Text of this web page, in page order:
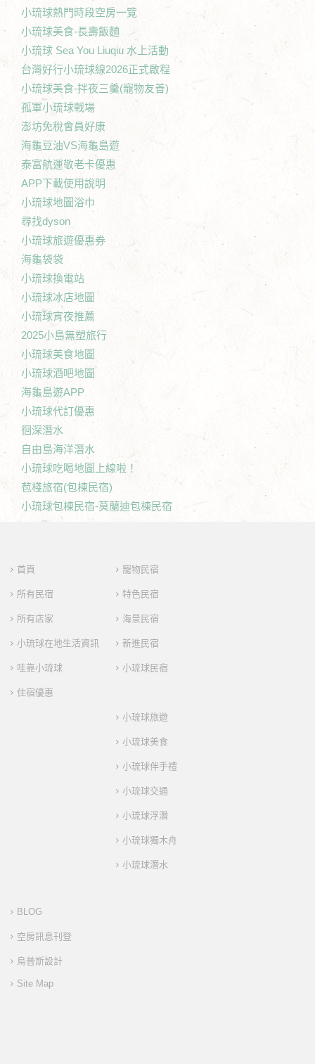
小琉球熱門時段空房一覽
小琉球美食-長壽飯麵
小琉球 Sea You Liuqiu 水上活動
台灣好行小琉球線2026正式啟程
小琉球美食-拌夜三羹(寵物友善)
孤軍小琉球戰場
澎坊免稅會員好康
海龜豆油VS海龜島遊
泰富航運敬老卡優惠
APP下載使用說明
小琉球地圖浴巾
尋找dyson
小琉球旅遊優惠券
海龜袋袋
小琉球換電站
小琉球冰店地圖
小琉球宵夜推薦
2025小島無塑旅行
小琉球美食地圖
小琉球酒吧地圖
海龜島遊APP
小琉球代訂優惠
徊深潛水
自由島海洋潛水
小琉球吃喝地圖上線啦！
苞棧旅宿(包棟民宿)
小琉球包棟民宿-莫蘭迪包棟民宿
首頁
所有民宿
所有店家
小琉球在地生活資訊
哇靠小琉球
住宿優惠
寵物民宿
特色民宿
海景民宿
新進民宿
小琉球民宿
小琉球旅遊
小琉球美食
小琉球伴手禮
小琉球交通
小琉球浮潛
小琉球獨木舟
小琉球潛水
BLOG
空房訊息刊登
烏普斯設計
Site Map